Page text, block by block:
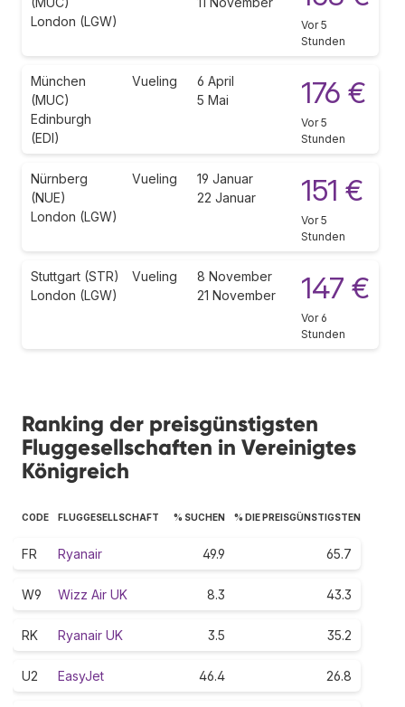
London (LGW)
Vor 5
Stunden
München
(MUC)
Edinburgh
(EDI)
Vueling
6 April
5 Mai
176 €
Vor 5
Stunden
Nürnberg
(NUE)
London (LGW)
Vueling
19 Januar
22 Januar
151 €
Vor 5
Stunden
Stuttgart (STR)
London (LGW)
Vueling
8 November
21 November
147 €
Vor 6
Stunden
Ranking der preisgünstigsten
Fluggesellschaften in Vereinigtes
Königreich
CODE FLUGGESELLSCHAFT % SUCHEN % DIE PREISGÜNSTIGSTEN
FR Ryanair 49.9 65.7
W9 Wizz Air UK 8.3 43.3
RK Ryanair UK 3.5 35.2
U2 EasyJet 46.4 26.8